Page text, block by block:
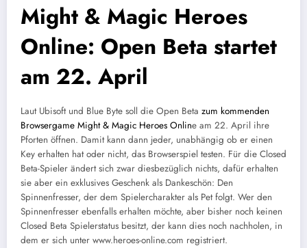
Might & Magic Heroes
Online: Open Beta startet
am 22. April
Laut Ubisoft und Blue Byte soll die Open Beta zum kommenden
Browsergame Might & Magic Heroes Online am 22. April ihre
Pforten öffnen. Damit kann dann jeder, unabhängig ob er einen
Key erhalten hat oder nicht, das Browserspiel testen. Für die Closed
Beta-Spieler ändert sich zwar diesbezüglich nichts, dafür erhalten
sie aber ein exklusives Geschenk als Dankeschön: Den
Spinnenfresser, der dem Spielercharakter als Pet folgt. Wer den
Spinnenfresser ebenfalls erhalten möchte, aber bisher noch keinen
Closed Beta Spielerstatus besitzt, der kann dies noch nachholen, in
dem er sich unter www.heroes-online.com registriert.